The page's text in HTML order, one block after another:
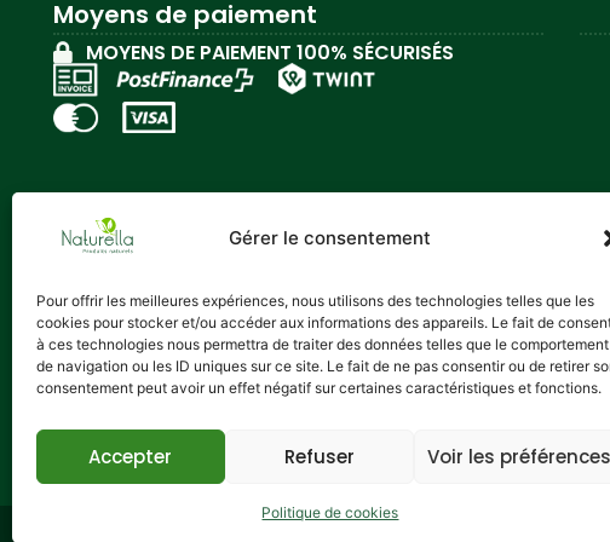
Gérer le consentement
Pour offrir les meilleures expériences, nous utilisons des technologies telles que les
cookies pour stocker et/ou accéder aux informations des appareils. Le fait de
à ces technologies nous permettra de traiter des données telles que le comportement
de navigation ou les ID uniques sur ce site. Le fait de ne pas consentir ou de retirer
consentement peut avoir un effet négatif sur certaines caractéristiques et fonctions.
Accepter Refuser Voir les préférences
Politique de cookies
Moyens de paiement
MOYENS DE PAIEMENT 100% SÉCURISÉS
Où nous trouver
Naturella Diffusion SA
Rue du collège 92
Case Postale 1201
2300 La Chaux-de-Fonds
Copyright ©